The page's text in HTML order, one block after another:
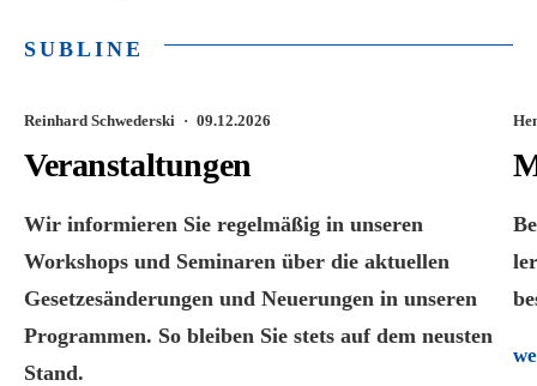
SUBLINE
Reinhard Schwederski · 09.12.2026
Veranstaltungen
Wir informieren Sie regelmäßig in unseren
Workshops und Seminaren über die aktuellen
Gesetzesänderungen und Neuerungen in unseren
Programmen. So bleiben Sie stets auf dem neusten
Stand.